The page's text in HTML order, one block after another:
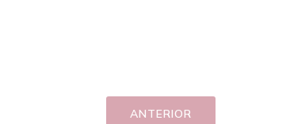
ANTERIOR